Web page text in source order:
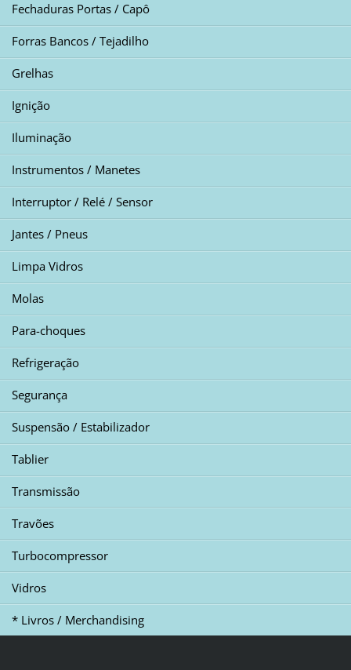
Fechaduras Portas / Capô
Forras Bancos / Tejadilho
Grelhas
Ignição
Iluminação
Instrumentos / Manetes
Interruptor / Relé / Sensor
Jantes / Pneus
Limpa Vidros
Molas
Para-choques
Refrigeração
Segurança
Suspensão / Estabilizador
Tablier
Transmissão
Travões
Turbocompressor
Vidros
* Livros / Merchandising